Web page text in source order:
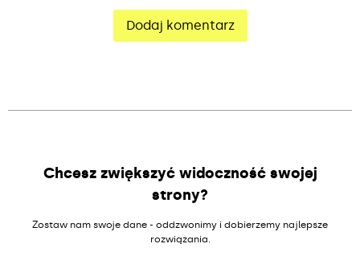
Chcesz zwiększyć widoczność swojej
strony?
Zostaw nam swoje dane - oddzwonimy i dobierzemy najlepsze
rozwiązania.